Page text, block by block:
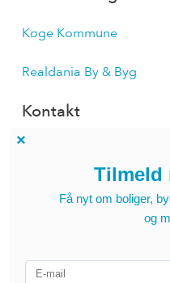
Køge Kommune
Realdania By & Byg
Kontakt
Find medarbejder